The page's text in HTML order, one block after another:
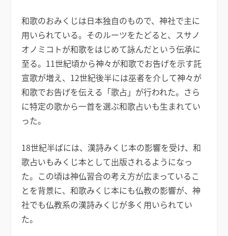
和歌のおみくじは日本独自のもので、神社で主に
用いられている。そのルーツをたどると、スサノ
オノミコトが和歌をはじめて詠んだという伝承に
至る。11世紀頃から神々が和歌でお告げを示す託
宣歌が増え、12世紀後半には巫者を介して神々が
和歌でお告げを伝える「歌占」が行われた。さら
に特定の歌から一首を選ぶ和歌占いも生まれてい
った。
18世紀半ばには、漢詩みくじ本の影響を受け、和
歌占いもみくじ本として出版されるようになっ
た。この頃は神仏習合の考え方が広まっているこ
とを背景に、和歌みくじ本にも仏教の影響が、神
社でも仏教系の漢詩みくじが多く用いられてい
た。